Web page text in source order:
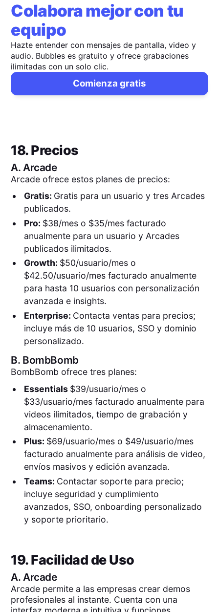
Colabora mejor con tu
equipo
Hazte entender con mensajes de pantalla, video y
audio. Bubbles es gratuito y ofrece grabaciones
ilimitadas con un solo clic.
Comienza gratis
18. Precios
A. Arcade
Arcade ofrece estos planes de precios:
Gratis: Gratis para un usuario y tres Arcades
publicados.
Pro: $38/mes o $35/mes facturado
anualmente para un usuario y Arcades
publicados ilimitados.
Growth: $50/usuario/mes o
$42.50/usuario/mes facturado anualmente
para hasta 10 usuarios con personalización
avanzada e insights.
Enterprise: Contacta ventas para precios;
incluye más de 10 usuarios, SSO y dominio
personalizado.
B. BombBomb
BombBomb ofrece tres planes:
Essentials $39/usuario/mes o
$33/usuario/mes facturado anualmente para
videos ilimitados, tiempo de grabación y
almacenamiento.
Plus: $69/usuario/mes o $49/usuario/mes
facturado anualmente para análisis de video,
envíos masivos y edición avanzada.
Teams: Contactar soporte para precio;
incluye seguridad y cumplimiento
avanzados, SSO, onboarding personalizado
y soporte prioritario.
19. Facilidad de Uso
A. Arcade
Arcade permite a las empresas crear demos
profesionales al instante. Cuenta con una